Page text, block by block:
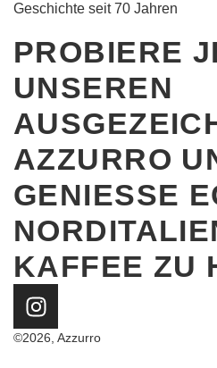
Geschichte seit 70 Jahren
PROBIERE
UNSEREN
AZZURRO
GENIESSE
AFFEE ZU
©2026, Azzurro